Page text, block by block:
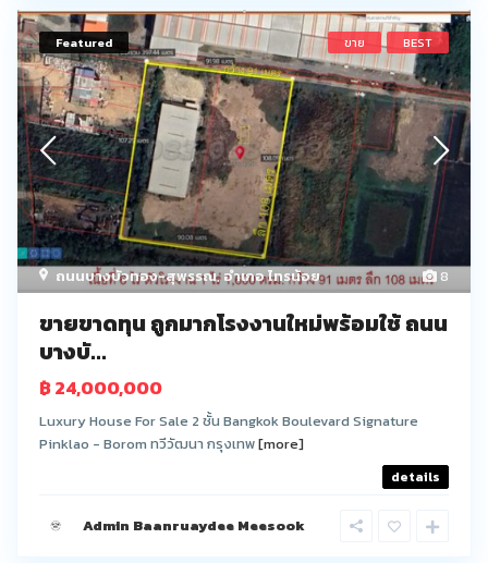
8
ถนนบางบัวทอง-สุพรรณ,อำเภอ ไทรน้อย
Featured ขาย BEST
ขายขาดทุน ถูกมากโรงงานใหม่พร้อมใช้ ถนน
บางบั...
฿ 24,000,000
Luxury House For Sale 2 ชั้น Bangkok Boulevard Signature
Pinklao - Borom ทวีวัฒนา กรุงเทพ[more]
details
Admin Baanruaydee Meesook